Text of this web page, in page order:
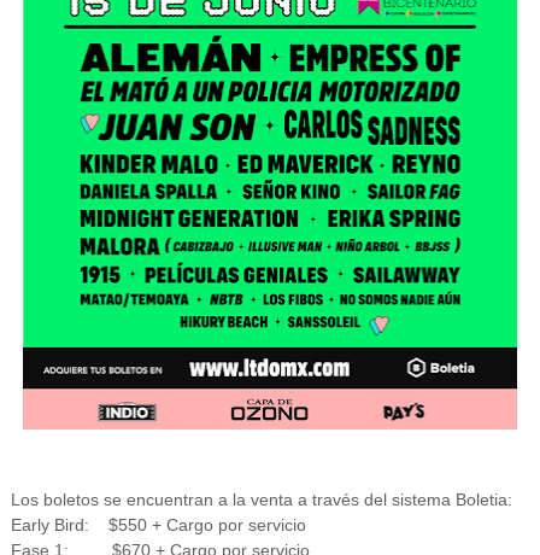
Los boletos se encuentran a la venta a través del sistema Boletia:
Early Bird: $550 + Cargo por servicio
Fase 1: $670 + Cargo por servicio